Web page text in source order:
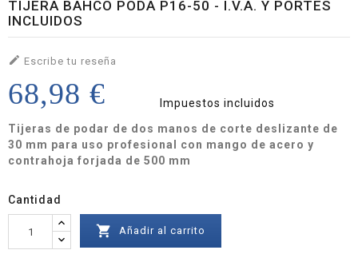
TIJERA BAHCO PODA P16-50 - I.V.A. Y PORTES
INCLUIDOS
 Escribe tu reseña
68,98 €
Impuestos incluidos
Tijeras de podar de dos manos de corte deslizante de
30 mm para uso profesional con mango de acero y
contrahoja forjada de 500 mm
Cantidad
 Añadir al carrito